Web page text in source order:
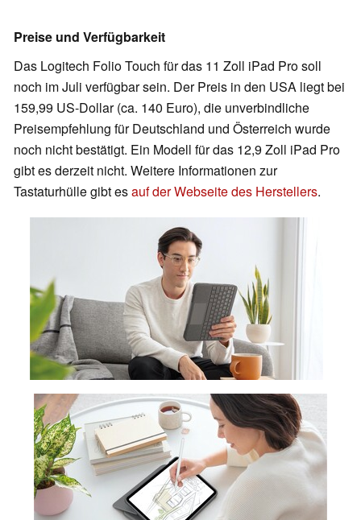
Preise und Verfügbarkeit
Das Logitech Folio Touch für das 11 Zoll iPad Pro soll
noch im Juli verfügbar sein. Der Preis in den USA liegt bei
159,99 US-Dollar (ca. 140 Euro), die unverbindliche
Preisempfehlung für Deutschland und Österreich wurde
noch nicht bestätigt. Ein Modell für das 12,9 Zoll iPad Pro
gibt es derzeit nicht. Weitere Informationen zur
Tastaturhülle gibt esauf der Webseite des Herstellers.